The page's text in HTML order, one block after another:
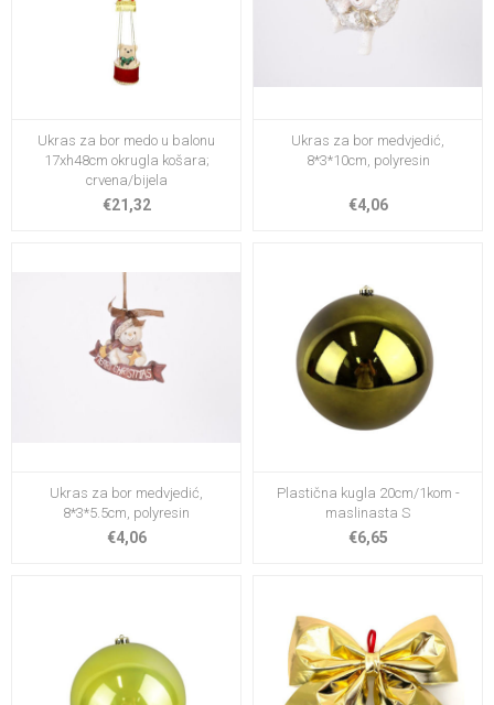
Ukras za bor medo u balonu
17xh48cm okrugla košara;
crvena/bijela
€21,32
Ukras za bor medvjedić,
8*3*10cm, polyresin
€4,06
Ukras za bor medvjedić,
8*3*5.5cm, polyresin
€4,06
Plastična kugla 20cm/1kom -
maslinasta S
€6,65